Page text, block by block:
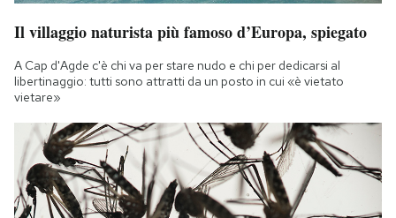
Il villaggio naturista più famoso d’Europa, spiegato
A Cap d'Agde c'è chi va per stare nudo e chi per dedicarsi al
libertinaggio: tutti sono attratti da un posto in cui «è vietato
vietare»